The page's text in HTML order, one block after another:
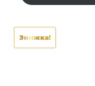
Знижка!